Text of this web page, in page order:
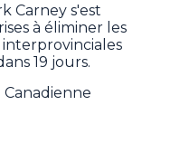
Carney s'est
à éliminer les
19 jours.
Canadienne